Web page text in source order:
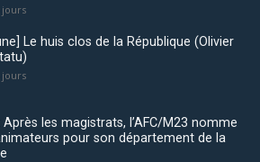
jours
Le huis clos de la République (Olivier
jours
Après les magistrats, l’AFC/M23 nomme
pour son département de la